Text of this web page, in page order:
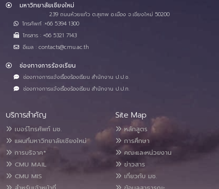
มหาวิทยาลัยเชียงใหม่
239 ถนนห้วยแก้ว ต.สุเทพ อ.เมือง จ.เชียงใหม่ 50200
โทรศัพท์ :+66 5394 1300
โทรสาร : +66 5321 7143
อีเมล : contacts@cmu.ac.th
ช่องทางการร้องเรียน
ช่องทางการแจ้งเรื่องร้องเรียน สำนักงาน ป.ป.ช.
ช่องทางการแจ้งเรื่องร้องเรียน สำนักงาน ป.ป.ท.
บริการสำคัญ
เบอร์โทรศัพท์ มช.
แผนที่มหาวิทยาลัยเชียงใหม่
การบริจาค*
CMU MAIL
CMU MIS
Site Map
หลักสูตร
การศึกษา
คณะและหน่วยงาน
ข่าวสาร
เกี่ยวกับ มช.